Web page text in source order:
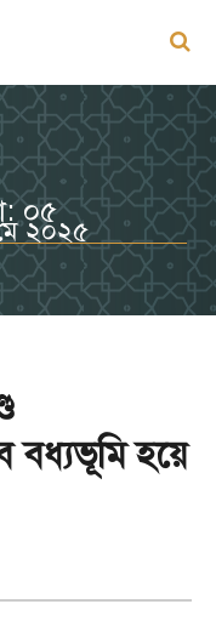
০৫
২০২৫
বধ্যভূমি হয়ে